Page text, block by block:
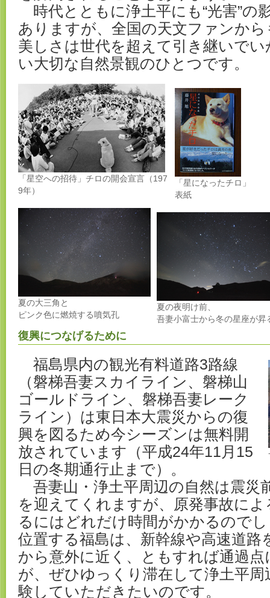
時代とともに浄土平にも“光害”の
ありますが、全国の天文ファンか
美しさは世代を超えて引き継いで
い大切な自然景観のひとつです。
「星空への招待」チロの開会宣言（197
9年）
「星になったチロ」
表紙
夏の大三角と
ピンク色に燃焼する噴気孔
夏の夜明け前、
吾妻小富士から冬の星座が昇
復興につなげるために
福島県内の観光有料道路3路線
（磐梯吾妻スカイライン、磐梯山
ゴールドライン、磐梯吾妻レーク
ライン）は東日本大震災からの復
興を図るため今シーズンは無料開
放されています（平成24年11月15
日の冬期通行止まで）。
吾妻山・浄土平周辺の自然は震災
を迎えてくれますが、原発事故に
るにはどれだけ時間がかかるので
位置する福島は、新幹線や高速道路
から意外に近く、ともすれば通過
が、ぜひゆっくり滞在して浄土平
験していただきたいのです。